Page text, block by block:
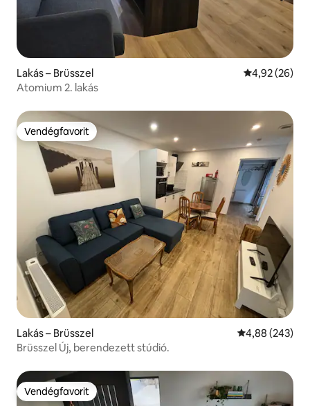
Lakás – Brüsszel Átlagos
4,92 (26)
Atomium 2. lakás
Vendégfavorit
Vendégfavorit
Lakás – Brüsszel Átlagos
4,88 (243)
Brüsszel Új, berendezett stúdió.
Vendégfavorit
Vendégfavorit